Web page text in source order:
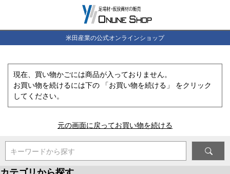
米田産業の公式オンラインショップ
現在、買い物かごには商品が入っておりません。
お買い物を続けるには下の 「お買い物を続ける」 をクリック
してください。
元の画面に戻ってお買い物を続ける
キーワードから探す